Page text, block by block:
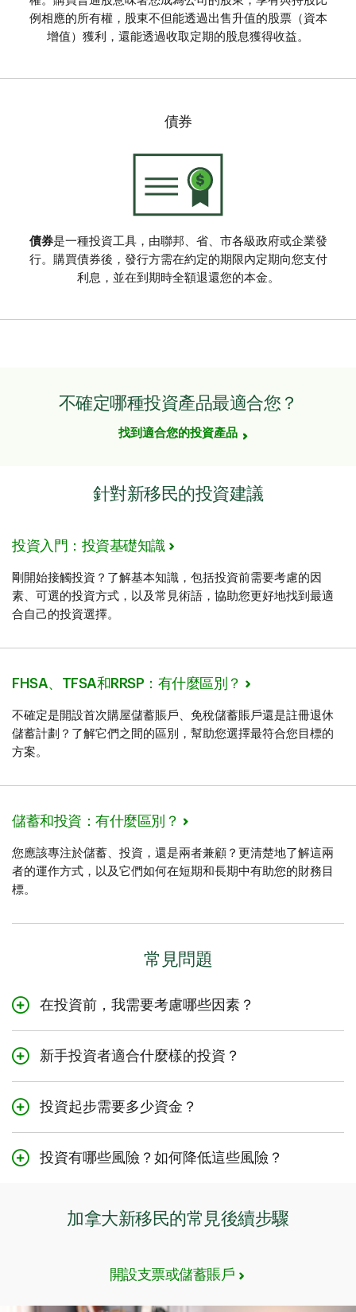
例相應的所有權，股東不但能透過出售升值的股票（資本
增值）獲利，還能透過收取定期的股息獲得收益。
債券
債券是一種投資工具，由聯邦、省、市各級政府或企業發
行。購買債券後，發行方需在約定的期限內定期向您支付
利息，並在到期時全額退還您的本金。
不確定哪種投資產品最適合您？
找到適合您的投資產品
針對新移民的投資建議
投資入門：投資基礎知識
剛開始接觸投資？了解基本知識，包括投資前需要考慮的因
素、可選的投資方式，以及常見術語，協助您更好地找到最適
合自己的投資選擇。
FHSA、TFSA和RRSP：有什麼區別？
不確定是開設首次購屋儲蓄賬戶、免稅儲蓄賬戶還是註冊退休
儲蓄計劃？了解它們之間的區別，幫助您選擇最符合您目標的
方案。
儲蓄和投資：有什麼區別？
您應該專注於儲蓄、投資，還是兩者兼顧？更清楚地了解這兩
者的運作方式，以及它們如何在短期和長期中有助您的財務目
標。
常見問題
在投資前，我需要考慮哪些因素？
在投資前，全面了解您的財務狀況至關重要。這意味著您
需要詳細分解預算，以確定您能用於投資的金額。您還需
TD的 個人銀行顧問可協助您選擇適合的個人投資產品以實
現財務目標；同時，TD的財富顧問還可為您制定個人化的
財富策略和方案，助您達成財務里程碑。
新手投資者適合什麼樣的投資？
對新手投資者而言，適合的投資選擇取決於您的風險承受
能力和投資期限等因素。如果您對選擇投資產品和計劃感
行顧問進行一對一的個人化諮詢，幫助您制定實現財務目
投資起步需要多少資金？
最低投資金額會因投資產品類型的不同而有所變動。例
如，對於互惠基金，有些基金要求的最低初始投資金額為
投資有哪些風險？如何降低這些風險？
產品，以實現您的財務目標。
加拿大新移民的常見後續步驟
開設支票或儲蓄賬戶